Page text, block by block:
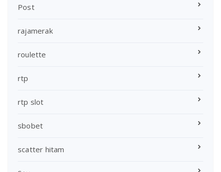
Post
rajamerak
roulette
rtp
rtp slot
sbobet
scatter hitam